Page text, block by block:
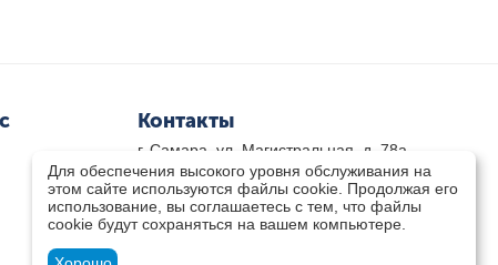
Контакты
г. Самара, ул. Магистральная, д. 78а
8 800-333-33-79(звонок бесплатный)
8(846)-211-03-15
Пн-Пт 8.30 - 17.30 Сб 9.00 - 16.00
zakaz@teplocity.com
Для обеспечения высокого уровня обслуживания на
этом сайте используются файлы cookie. Продолжая его
использование, вы соглашаетесь с тем, что файлы
cookie будут сохраняться на вашем компьютере.